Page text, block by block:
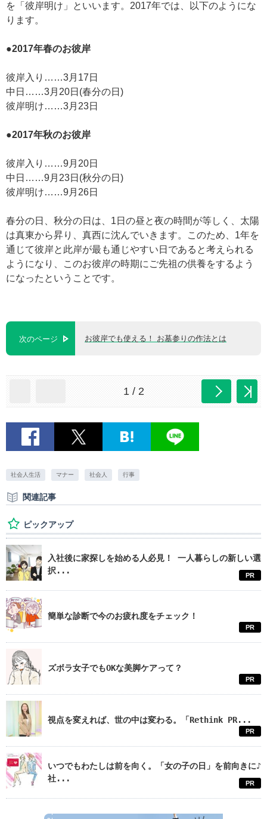
を「彼岸明け」といいます。2017年では、以下のようにな
ります。
●2017年春のお彼岸
彼岸入り……3月17日
中日……3月20日(春分の日)
彼岸明け……3月23日
●2017年秋のお彼岸
彼岸入り……9月20日
中日……9月23日(秋分の日)
彼岸明け……9月26日
春分の日、秋分の日は、1日の昼と夜の時間が等しく、太陽
は真東から昇り、真西に沈んでいきます。このため、1年を
通じて彼岸と此岸が最も通じやすい日であると考えられる
ようになり、このお彼岸の時期にご先祖の供養をするよう
になったということです。
次のページ お彼岸でも使える！ お墓参りの作法とは
1 / 2
社会人生活 マナー 社会人 行事
関連記事
ピックアップ
入社後に家探しを始める人必見！ 一人暮らしの新しい選
択...
PR
簡単な診断で今のお疲れ度をチェック！
PR
ズボラ女子でもOKな美脚ケアって？
PR
視点を変えれば、世の中は変わる。「Rethink PR...
PR
いつでもわたしは前を向く。「女の子の日」を前向きに♪
社...
PR